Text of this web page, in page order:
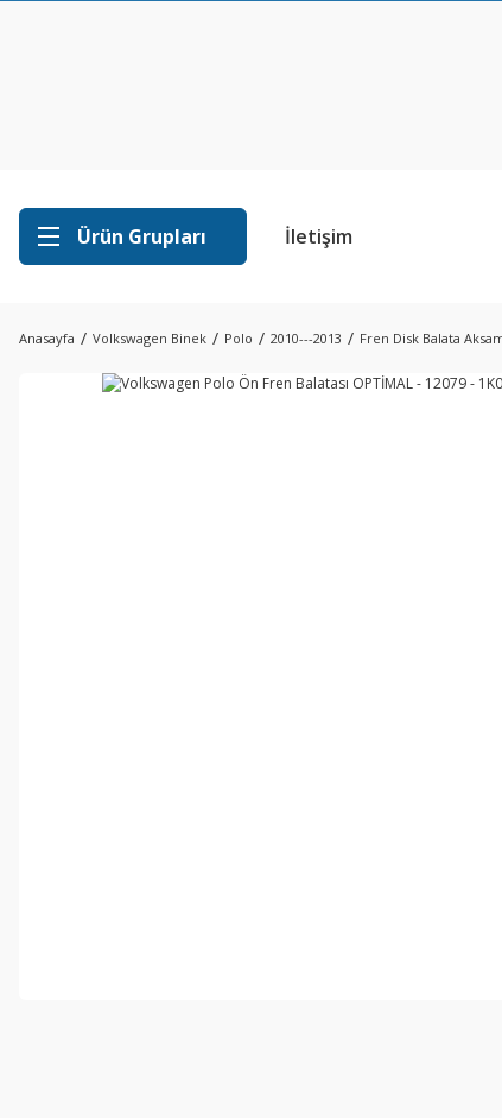
Ürün Grupları İletişim
Anasayfa Volkswagen Binek Polo 2010---2013 Fren Disk Balata